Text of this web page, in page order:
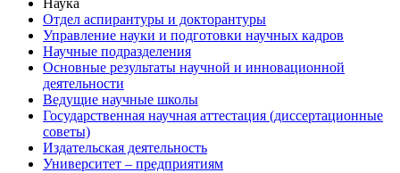
Отдел аспирантуры и докторантуры
Управление науки и подготовки научных кадров
Научные подразделения
Основные результаты научной и инновационной
деятельности
Ведущие научные школы
Государственная научная аттестация (диссертационные
советы)
Издательская деятельность
Университет – предприятиям